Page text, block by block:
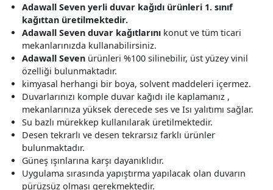
Adawall Seven yerli duvar kağıdı ürünleri 1. sınıf
kağıttan üretilmektedir.
Adawall Seven duvar kağıtlarını konut ve tüm ticari
mekanlarınızda kullanabilirsiniz.
Adawall Seven ürünleri %100 silinebilir, üst yüzey vinil
özelliği bulunmaktadır.
kimyasal herhangi bir boya, solvent maddeleri içermez.
Duvarlarınızı komple duvar kağıdı ile kaplamanız ,
mekanlarınıza yüksek derecede ses ve Isı yalıtımı sağlar.
Su bazlı mürekkep kullanılarak üretilmektedir.
Desen tekrarlı ve desen tekrarsız farklı ürünler
bulunmaktadır.
Güneş ışınlarına karşı dayanıklıdır.
Uygulama sırasında yapıştırma yapılacak olan duvarın
pürüzsüz olması gerekmektedir.